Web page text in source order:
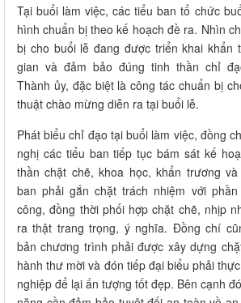
Tại buổi làm việc, các tiểu ban tổ chức
hình chuẩn bị theo kế hoạch đề ra. Nhìn
bị cho buổi lễ đang được triển khai khẩn
gian và đảm bảo đúng tinh thần chỉ
Thành ủy, đặc biệt là công tác chuẩn bị
thuật chào mừng diễn ra tại buổi lễ.
Phát biểu chỉ đạo tại buổi làm việc, đồng
nghị các tiểu ban tiếp tục bám sát kế
thần chặt chẽ, khoa học, khẩn trương
ban phải gắn chặt trách nhiệm với
công, đồng thời phối hợp chặt chẽ, nhịp
ra thật trang trọng, ý nghĩa. Đồng chí
bản chương trình phải được xây dựng
hành thư mời và đón tiếp đại biểu phải
nghiệp để lại ấn tượng tốt đẹp. Bên cạnh